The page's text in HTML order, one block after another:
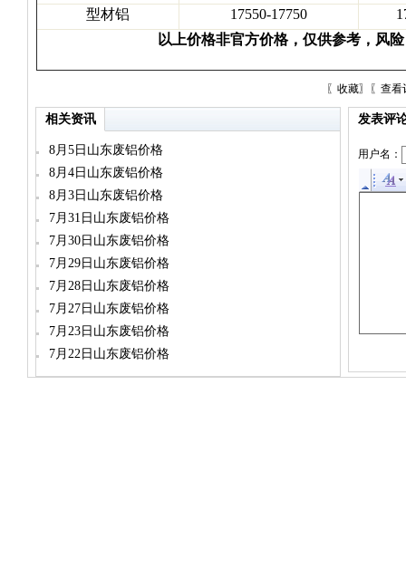
型材铝
17550-17750
以上价格非官方价格，仅供参考，风
〖 收藏〗〖 查看
相关资讯
8月5日山东废铝价格
8月4日山东废铝价格
8月3日山东废铝价格
7月31日山东废铝价格
7月30日山东废铝价格
7月29日山东废铝价格
7月28日山东废铝价格
7月27日山东废铝价格
7月23日山东废铝价格
7月22日山东废铝价格
发表评
用户名：